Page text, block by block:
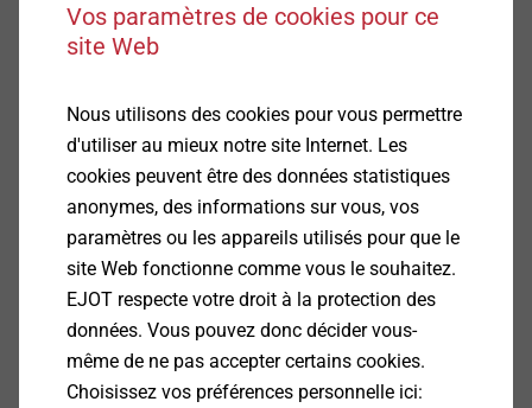
CAD & More sur ejot.com
Votre enregistrement sur notre site vous donnera
accès aux nombreux services que nous mettons
Vos paramètres de cookies pour ce
site Web
Nous utilisons des cookies pour vous permettre
d'utiliser au mieux notre site Internet. Les
cookies peuvent être des données statistiques
anonymes, des informations sur vous, vos
paramètres ou les appareils utilisés pour que le
site Web fonctionne comme vous le souhaitez.
EJOT respecte votre droit à la protection des
données. Vous pouvez donc décider vous-
même de ne pas accepter certains cookies.
Choisissez vos préférences personnelle ici: